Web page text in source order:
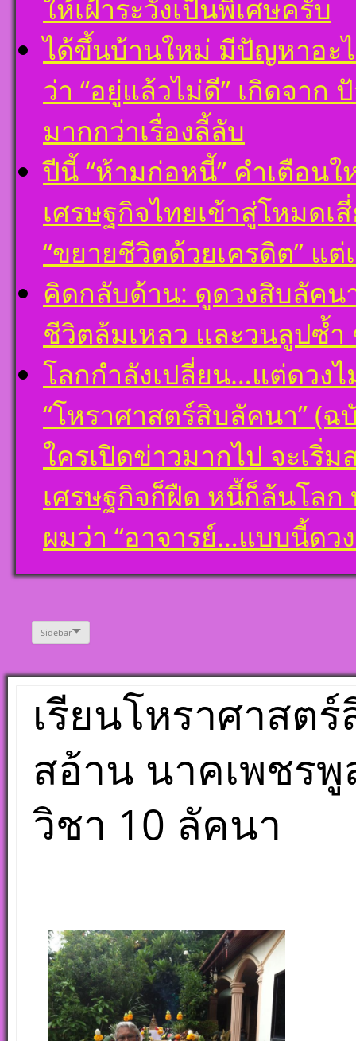
ให้เฝ้าระวังเป็นพิเศษครับ
ได้ขึ้นบ้านใหม่ มีปัญหาอะ
ว่า “อยู่แล้วไม่ดี” เกิดจาก
มากกว่าเรื่องลี้ลับ
ปีนี้ “ห้ามก่อหนี้” คำเตือน
เศรษฐกิจไทยเข้าสู่โหมดเ
“ขยายชีวิตด้วยเครดิต” แ
คิดกลับด้าน: ดูดวงสิบลัคน
ชีวิตล้มเหลว และวนลูปซ้ำ
โลกกำลังเปลี่ยน…แต่ดวง
“โหราศาสตร์สิบลัคนา” (
ใครเปิดข่าวมากไป จะเริ่
เศรษฐกิจก็ฝืด หนี้ก็ล้นโล
ผมว่า “อาจารย์…แบบนี้ดว
Sidebar
เรียนโหราศาสต
สอ้าน นาคเพชร
วิชา 10 ลัคนา